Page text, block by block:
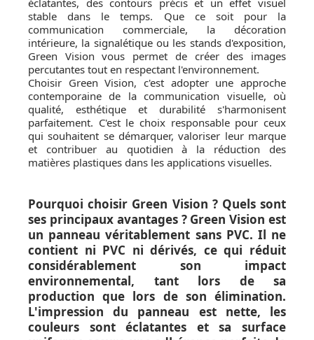
éclatantes, des contours précis et un effet visuel
stable dans le temps. Que ce soit pour la
communication commerciale, la décoration
intérieure, la signalétique ou les stands d'exposition,
Green Vision vous permet de créer des images
percutantes tout en respectant l'environnement.
Choisir Green Vision, c'est adopter une approche
contemporaine de la communication visuelle, où
qualité, esthétique et durabilité s'harmonisent
parfaitement. C'est le choix responsable pour ceux
qui souhaitent se démarquer, valoriser leur marque
et contribuer au quotidien à la réduction des
matières plastiques dans les applications visuelles.
Pourquoi choisir Green Vision ? Quels sont
ses principaux avantages ? Green Vision est
un panneau véritablement sans PVC. Il ne
contient ni PVC ni dérivés, ce qui réduit
considérablement son impact
environnemental, tant lors de sa
production que lors de son élimination.
L'impression du panneau est nette, les
couleurs sont éclatantes et sa surface